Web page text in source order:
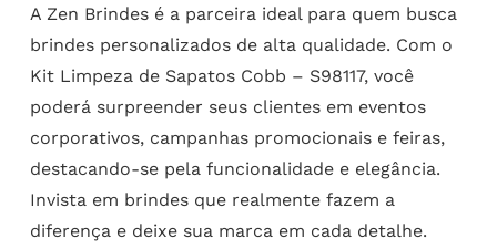
A Zen Brindes é a parceira ideal para quem busca
brindes personalizados de alta qualidade. Com o
Kit Limpeza de Sapatos Cobb – S98117, você
poderá surpreender seus clientes em eventos
corporativos, campanhas promocionais e feiras,
destacando-se pela funcionalidade e elegância.
Invista em brindes que realmente fazem a
diferença e deixe sua marca em cada detalhe.